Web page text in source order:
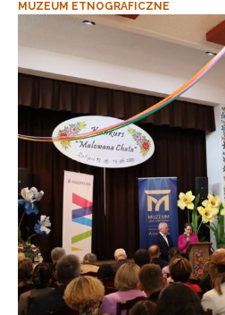
MUZEUM ETNOGRAFICZNE